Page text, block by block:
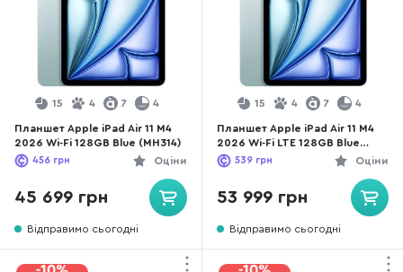
15 4 7 4
Планшет Apple iPad Air 11 M4
2026 Wi-Fi 128GB Blue (MH314)
Оціни
456 грн
45 699 грн
Відправимо сьогодні
15 4 7 4
Планшет Apple iPad Air 11 M4
2026 Wi-Fi LTE 128GB Blue
(MH794)
Оціни
539 грн
53 999 грн
Відправимо сьогодні